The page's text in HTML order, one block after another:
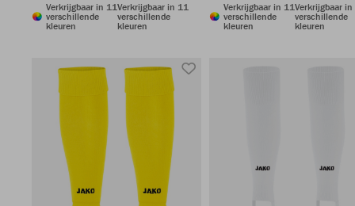
Verkrijgbaar in 11
verschillende
kleuren
Verkrijgbaar in 11
verschillende
kleuren
Verkrijgbaar in 11
verschillende
kleuren
Verkrijgbaar
verschillende
kleuren